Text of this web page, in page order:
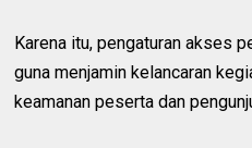
Karena itu, pengaturan akses
guna menjamin kelancaran
keamanan peserta dan